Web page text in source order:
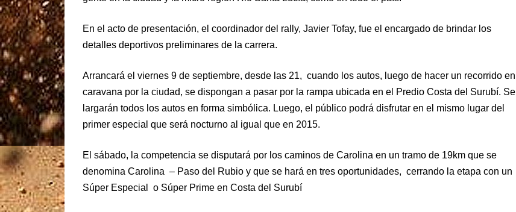
En el acto de presentación, el coordinador del rally, Javier Tofay, fue el encargado de brindar los
detalles deportivos preliminares de la carrera.
Arrancará el viernes 9 de septiembre, desde las 21, cuando los autos, luego de hacer un recorrido en
caravana por la ciudad, se dispongan a pasar por la rampa ubicada en el Predio Costa del Surubí. Se
largarán todos los autos en forma simbólica. Luego, el público podrá disfrutar en el mismo lugar del
primer especial que será nocturno al igual que en 2015.
El sábado, la competencia se disputará por los caminos de Carolina en un tramo de 19km que se
denomina Carolina – Paso del Rubio y que se hará en tres oportunidades, cerrando la etapa con un
Súper Especial o Súper Prime en Costa del Surubí